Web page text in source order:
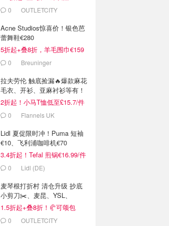
0
OUTLETCITY
Acne Studios惊喜价！银色芭
蕾舞鞋€280
5折起+叠8折，羊毛围巾€159
0 Breuninger
拉夫劳伦 触底捡漏🔥爆款麻花
毛衣、开衫、亚麻衬衫等有！
2折起！小马T恤低至£15.7/件
0 Flannels UK
Lidl 夏促限时冲！Puma 短袖
€10、飞利浦咖啡机€70
3.4折起！Tefal 煎锅€16.99/件
0 Lidl (DE)
麦琴根打折村 清仓升级 抄底
小剪刀✂️、麦昆、YSL、
Barbour等
1.5折起+叠8折！🥐可颂包
€44.79
0
OUTLETCITY